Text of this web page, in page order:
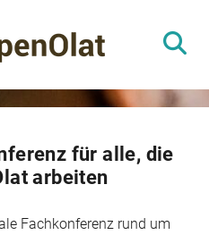
für alle, die
arbeiten
Fachkonferenz rund um